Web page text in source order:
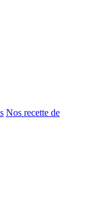
Nos recette de